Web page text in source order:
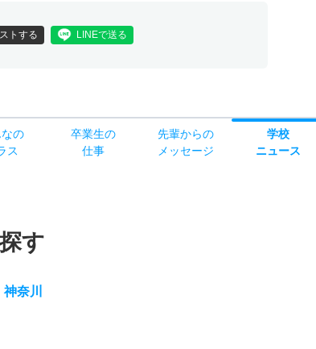
トする LINEで送る
の
ス
卒業生の
仕事
先輩からの
メッセージ
学校
ニュース
す
神奈川